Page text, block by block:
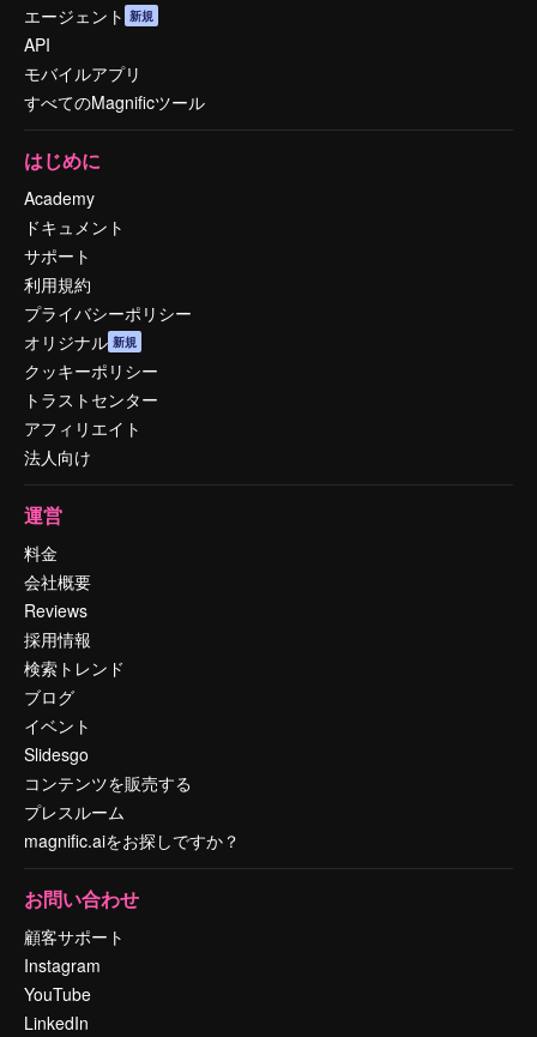
エージェント 新規
API
モバイルアプリ
すべてのMagnificツール
はじめに
Academy
ドキュメント
サポート
利用規約
プライバシーポリシー
オリジナル 新規
クッキーポリシー
トラストセンター
アフィリエイト
法人向け
運営
料金
会社概要
Reviews
採用情報
検索トレンド
ブログ
イベント
Slidesgo
コンテンツを販売する
プレスルーム
magnific.aiをお探しですか？
お問い合わせ
顧客サポート
Instagram
YouTube
LinkedIn